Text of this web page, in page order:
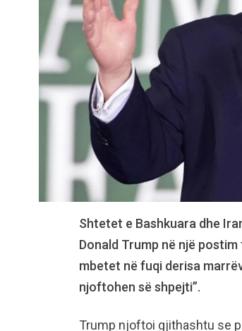
Shtetet e Bashkuara dhe
Donald Trump në një
mbetet në fuqi derisa
njoftohen së shpejti”.
Trump njoftoi gjithashtu se